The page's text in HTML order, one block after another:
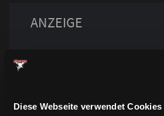
Diese Webseite verwendet Cookies